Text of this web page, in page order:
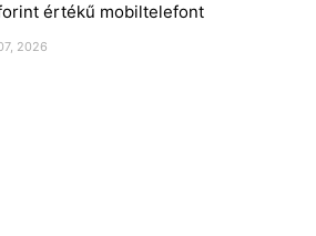
értékű mobiltelefont
2026